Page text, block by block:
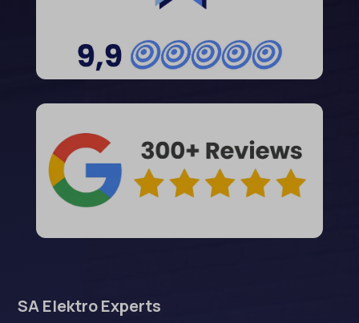
SA Elektro Experts